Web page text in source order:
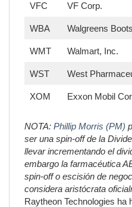
VFC VF Corp.
WBA Walgreens
WMT Walmart, Inc.
WST West
XOM Exxon Mobil
NOTA: Phillip Morris (PM)
ser una spin-off de la
llevar incrementando el
embargo la farmacéutica
spin-off o escisión de
considera aristócrata
Raytheon Technologies ha